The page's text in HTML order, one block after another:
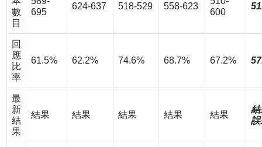
數
目
695
624-637 518-529 558-623
600
回
應
比
率
61.5% 62.2% 74.6% 68.7% 67.2%
最
新
結
果
結果 結果 結果 結果 結果
誤